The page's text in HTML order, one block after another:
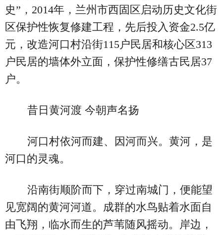
史”，2014年，兰州市西固区启动历史文化街
区保护性恢复修建工程，先后投入资金2.5亿
元，改造河口村沿街115户民居和核心区313
户民居的墙体外立面，保护性修缮古民居37
户。
昔日黄河渡 今朝声名扬
河口村依河而建、因河而兴。黄河，是
河口的灵魂。
沿南街顺阶而下，穿过南城门，便能望
见宽阔的黄河河道。成群的水鸟贴着水面自
由飞翔，临水而生的芦苇随风摇动。岸边，